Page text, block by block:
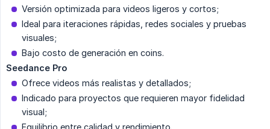
Versión optimizada para videos ligeros y cortos;
Ideal para iteraciones rápidas, redes sociales y pruebas
visuales;
Bajo costo de generación en coins.
Seedance Pro
Ofrece videos más realistas y detallados;
Indicado para proyectos que requieren mayor fidelidad
visual;
Equilibrio entre calidad y rendimiento.